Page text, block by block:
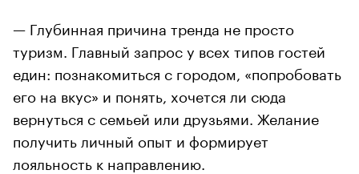
— Глубинная причина тренда не просто
туризм. Главный запрос у всех типов гостей
един: познакомиться с городом, «попробовать
его на вкус» и понять, хочется ли сюда
вернуться с семьей или друзьями. Желание
получить личный опыт и формирует
лояльность к направлению.